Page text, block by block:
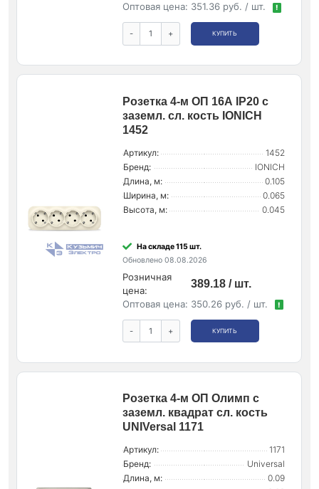
Оптовая цена: 351.36 руб. / шт. !
- + КУПИТЬ
Розетка 4-м ОП 16А IP20 с
заземл. сл. кость IONICH
1452
Артикул:
1452
Бренд:
IONICH
Длина, м:
0.105
Ширина, м:
0.065
Высота, м:
0.045
На складе 115 шт.
Обновлено 08.08.2026
Розничная
цена:
389.18 / шт.
Оптовая цена: 350.26 руб. / шт. !
- + КУПИТЬ
Розетка 4-м ОП Олимп с
заземл. квадрат сл. кость
UNIVersal 1171
Артикул:
1171
Бренд:
Universal
Длина, м:
0.09